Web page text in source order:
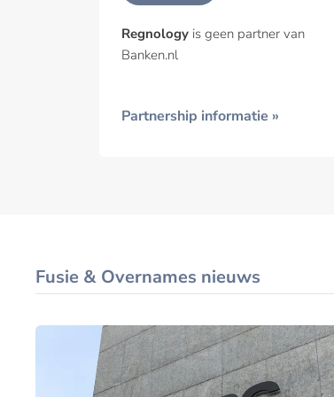
Regnology is geen partner van
Banken.nl
Partnership informatie »
organiseert webinar
over ESG-rapportage
Regnology tot
‘Category leader’ in
Fusie & Overnames nieuws